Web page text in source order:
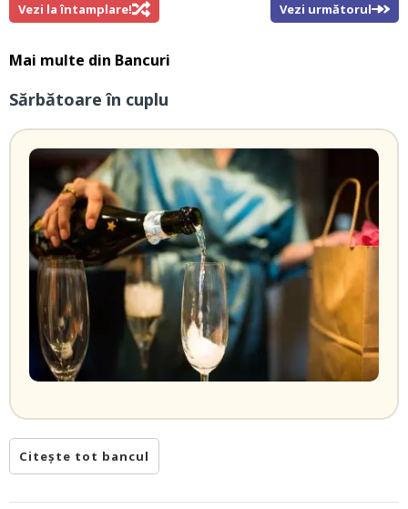
Vezi la întamplare! Vezi următorul
Mai multe din Bancuri
Sărbătoare în cuplu
Citește tot bancul